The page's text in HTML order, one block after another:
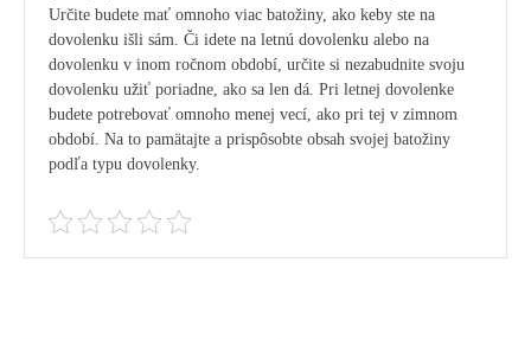
Určite budete mať omnoho viac batožiny, ako keby ste na
dovolenku išli sám. Či idete na letnú dovolenku alebo na
dovolenku v inom ročnom období, určite si nezabudnite svoju
dovolenku užiť poriadne, ako sa len dá. Pri letnej dovolenke
budete potrebovať omnoho menej vecí, ako pri tej v zimnom
období. Na to pamätajte a prispôsobte obsah svojej batožiny
podľa typu dovolenky.